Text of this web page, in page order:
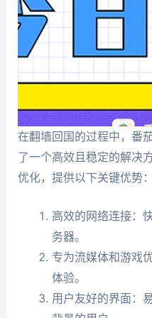
在翻墙回国的过程中，番
了一个高效且稳定的解决
优化，提供以下关键优势：
高效的网络连接：
务器。
专为流媒体和游戏
体验。
用户友好的界面：